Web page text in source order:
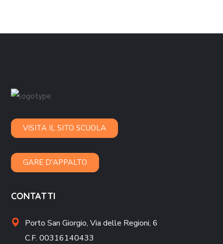
VISITA IL SITO SCUOLA
GARE D'APPALTO
CONTATTI
Porto San Giorgio,Via delle Regioni, 6
C.F. 00316140433